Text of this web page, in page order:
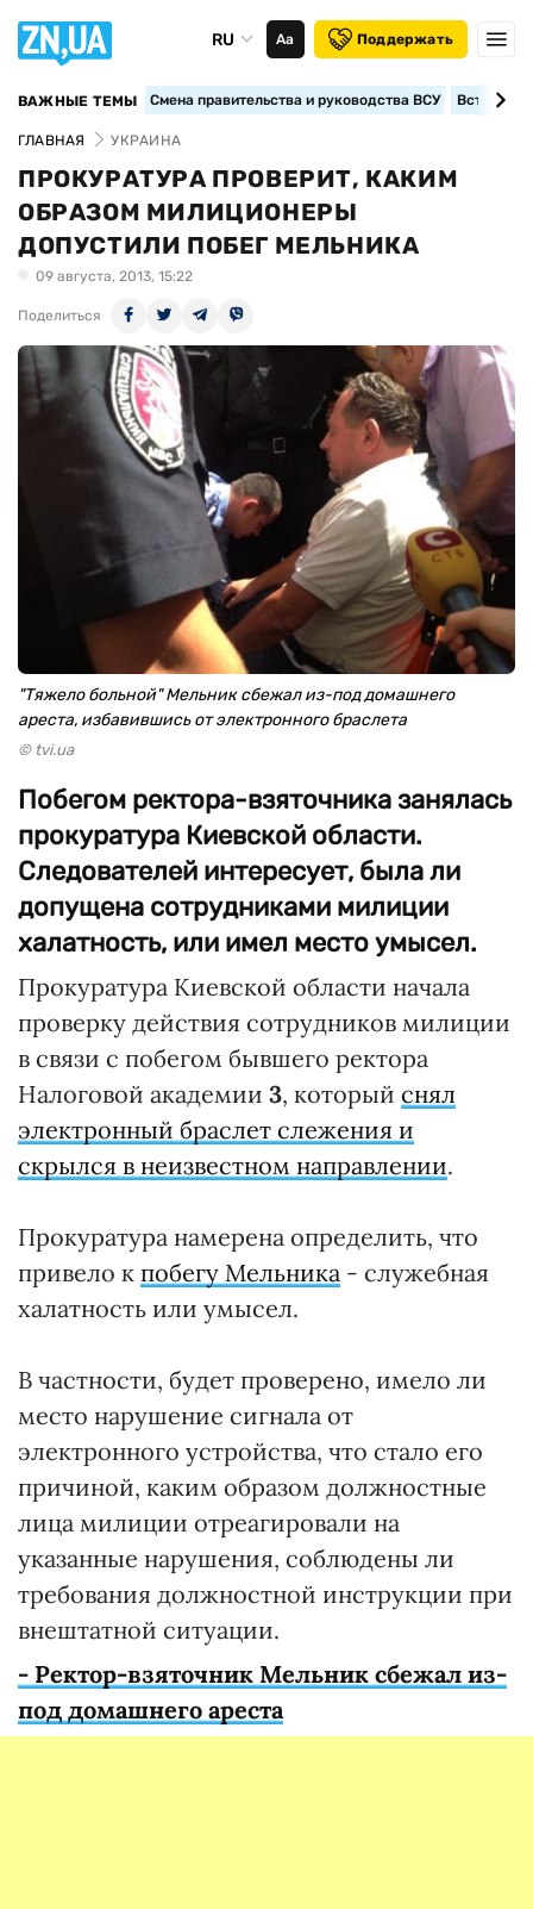
RU Аа Поддержать
ВАЖНЫЕ ТЕМЫ Смена правительства и руководства ВСУ
ГЛАВНАЯ УКРАИНА
ПРОКУРАТУРА ПРОВЕРИТ, КАКИМ
ОБРАЗОМ МИЛИЦИОНЕРЫ
ДОПУСТИЛИ ПОБЕГ МЕЛЬНИКА
09 августа, 2013, 15:22
Поделиться
"Тяжело больной" Мельник сбежал из-под домашнего
ареста, избавившись от электронного браслета
© tvi.ua
Побегом ректора-взяточника занялась
прокуратура Киевской области.
Следователей интересует, была ли
допущена сотрудниками милиции
халатность, или имел место умысел.
Прокуратура Киевской области начала
проверку действия сотрудников милиции
в связи с побегом бывшего ректора
Налоговой академии 3, который снял
электронный браслет слежения и
скрылся в неизвестном направлении.
Прокуратура намерена определить, что
привело к побегу Мельника - служебная
халатность или умысел.
В частности, будет проверено, имело ли
место нарушение сигнала от
электронного устройства, что стало его
причиной, каким образом должностные
лица милиции отреагировали на
указанные нарушения, соблюдены ли
требования должностной инструкции при
внештатной ситуации.
- Ректор-взяточник Мельник сбежал из-
под домашнего ареста